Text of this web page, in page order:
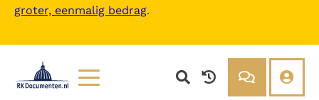
groter, eenmalig bedrag.
- Oude Testament
- Hoofdstuk 1
- Hoofdstuk 3
- Hoofdstuk 4
- Hoofdstuk 5